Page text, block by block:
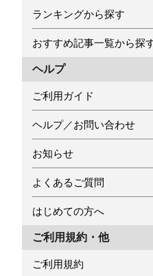
ランキングから探す
おすすめ記事一覧から探
ヘルプ
ご利用ガイド
ヘルプ／お問い合わせ
お知らせ
よくあるご質問
はじめての方へ
ご利用規約・他
ご利用規約